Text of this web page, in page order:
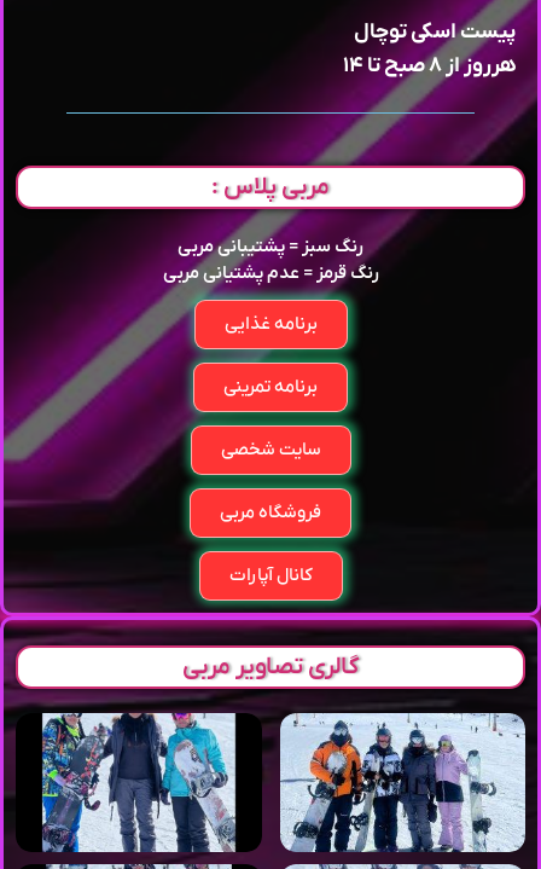
پیست اسکی توچال
هرروز از ۸ صبح تا ۱۴
مربی پلاس :
رنگ سبز = پشتیبانی مربی
رنگ قرمز = عدم پشتیانی مربی
برنامه غذایی
برنامه تمرینی
سایت شخصی
فروشگاه مربی
کانال آپارات
گالری تصاویر مربی